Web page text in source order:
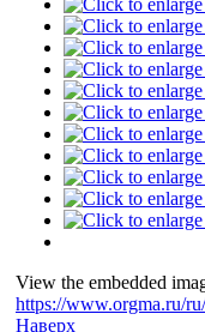
View the embedded
https://www.orgma.ru/
Наверх